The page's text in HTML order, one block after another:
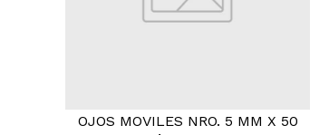
OJOS MOVILES NRO. 5 MM X 50